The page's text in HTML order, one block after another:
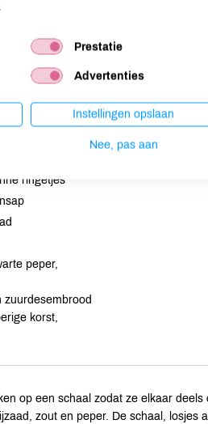
ringetjes
peper,
zuurdesembrood
korst,
op een schaal zodat ze elkaar
zout en peper. De schaal,
.
Prestatie
Advertenties
Instellingen opslaan
Nee, pas aan